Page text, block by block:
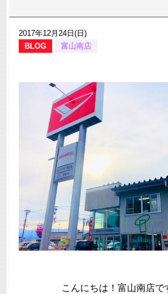
2017年12月24日(日)
BLOG
富山南店
こんにちは！富山南店で